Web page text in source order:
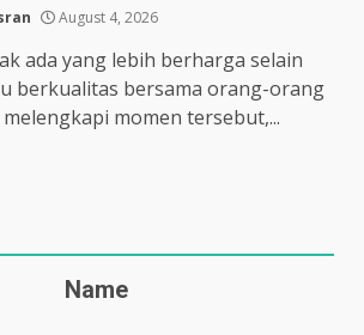
August 4, 2026
ada yang lebih berharga selain
berkualitas bersama orang-orang
momen tersebut,...
Name